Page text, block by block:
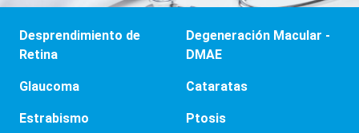
Desprendimiento de
Retina
Degeneración Macular -
DMAE
Glaucoma Cataratas
Estrabismo Ptosis